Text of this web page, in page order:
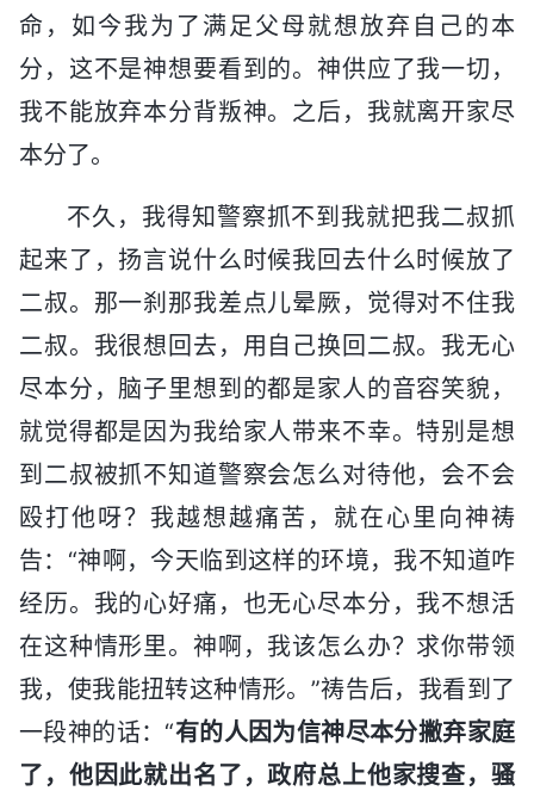
命，如今我为了满足父母就想放弃自己的本
分，这不是神想要看到的。神供应了我一切，
我不能放弃本分背叛神。之后，我就离开家尽
本分了。
不久，我得知警察抓不到我就把我二叔抓
起来了，扬言说什么时候我回去什么时候放了
二叔。那一刹那我差点儿晕厥，觉得对不住我
二叔。我很想回去，用自己换回二叔。我无心
尽本分，脑子里想到的都是家人的音容笑貌，
就觉得都是因为我给家人带来不幸。特别是想
到二叔被抓不知道警察会怎么对待他，会不会
殴打他呀？我越想越痛苦，就在心里向神祷
告：“神啊，今天临到这样的环境，我不知道咋
经历。我的心好痛，也无心尽本分，我不想活
在这种情形里。神啊，我该怎么办？求你带领
我，使我能扭转这种情形。”祷告后，我看到了
一段神的话：“有的人因为信神尽本分撇弃家庭
了，他因此就出名了，政府总上他家搜查，骚